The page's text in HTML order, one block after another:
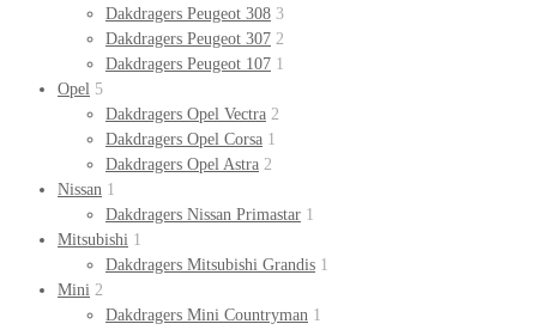
Dakdragers Peugeot 308 3
Dakdragers Peugeot 307 2
Dakdragers Peugeot 107 1
Opel 5
Dakdragers Opel Vectra 2
Dakdragers Opel Corsa 1
Dakdragers Opel Astra 2
Nissan 1
Dakdragers Nissan Primastar 1
Mitsubishi 1
Dakdragers Mitsubishi Grandis 1
Mini 2
Dakdragers Mini Countryman 1